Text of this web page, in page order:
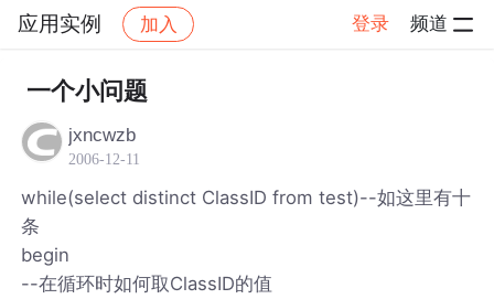
应用实例 加入 登录 频道
社区 应用实例
一个小问题
jxncwzb
2006-12-11
while(select distinct ClassID from test)--如这里有十
条
begin
--在循环时如何取ClassID的值